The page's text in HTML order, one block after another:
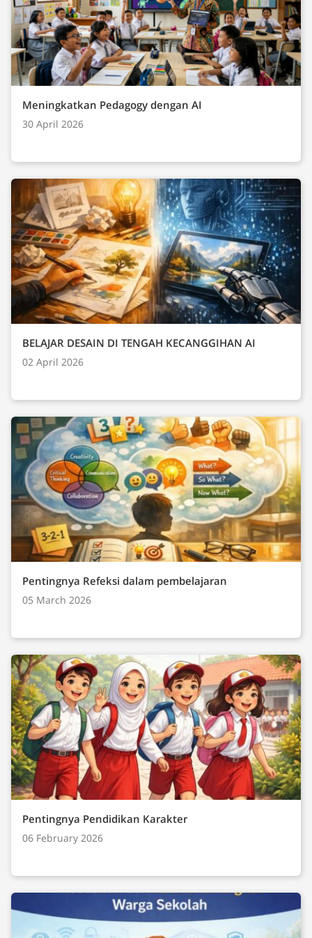
Meningkatkan Pedagogy dengan AI
30 April 2026
BELAJAR DESAIN DI TENGAH KECANGGIHAN AI
02 April 2026
Pentingnya Refeksi dalam pembelajaran
05 March 2026
Pentingnya Pendidikan Karakter
06 February 2026